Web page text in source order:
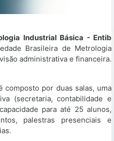
Industrial Básica - Entib
Brasileira de Metrologia
administrativa e financeira.
composto por duas salas, uma
(secretaria, contabilidade e
para até 25 alunos,
palestras presenciais e